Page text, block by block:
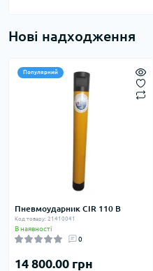
Нові надходження
Популярний
Пневмоударник CIR 110 В
Код товару: 21410041
В наявності
0
14 800.00 грн